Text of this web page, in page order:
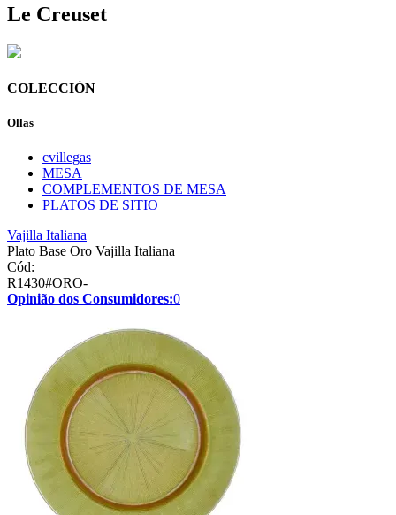
Le Creuset
COLECCIÓN
Ollas
cvillegas
MESA
COMPLEMENTOS DE MESA
PLATOS DE SITIO
Vajilla Italiana
Plato Base Oro Vajilla Italiana
Cód:
R1430#ORO-
Opinião dos Consumidores:0